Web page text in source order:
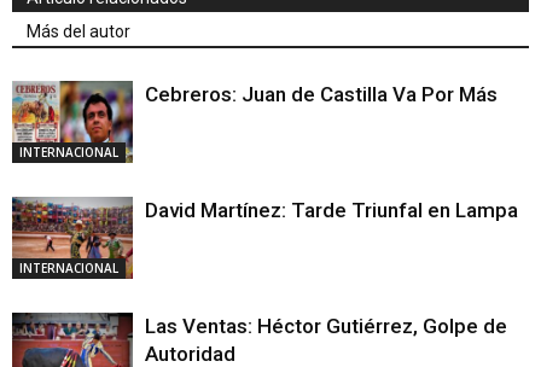
Más del autor
INTERNACIONAL
Cebreros: Juan de Castilla Va Por Más
INTERNACIONAL
David Martínez: Tarde Triunfal en Lampa
Las Ventas: Héctor Gutiérrez, Golpe de
Autoridad